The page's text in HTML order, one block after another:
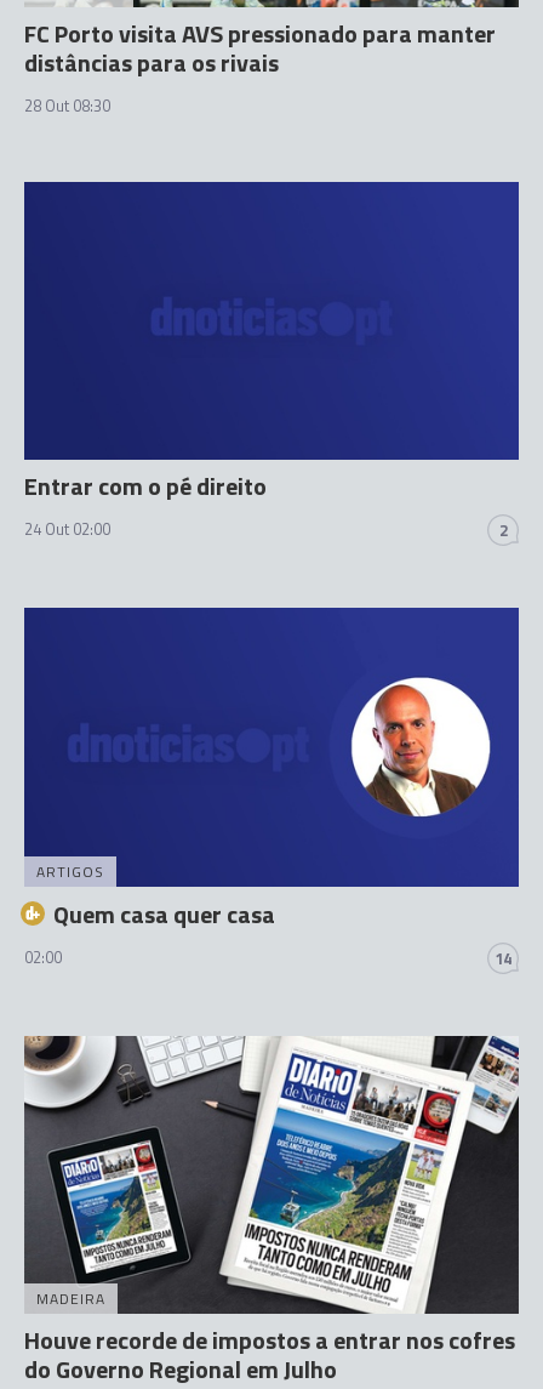
FC Porto visita AVS pressionado para manter
distâncias para os rivais
28 Out 08:30
Entrar com o pé direito
24 Out 02:00 2
ARTIGOS
Quem casa quer casa
02:00 14
MADEIRA
Houve recorde de impostos a entrar nos cofres
do Governo Regional em Julho